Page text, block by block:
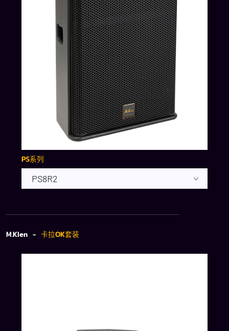
PS系列
PS8R2
M.Klen - 卡拉OK套装